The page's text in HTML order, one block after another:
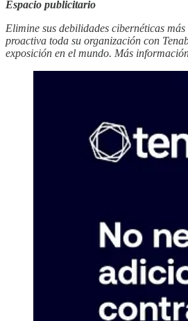
Espacio publicitario
Elimine sus debilidades cibernéticas
proactiva toda su organización con
exposición en el mundo. Más